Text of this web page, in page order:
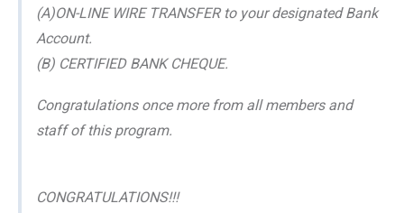
(A)ON-LINE WIRE TRANSFER to your designated Bank
Account.
(B) CERTIFIED BANK CHEQUE.
Congratulations once more from all members and
staff of this program.
CONGRATULATIONS!!!